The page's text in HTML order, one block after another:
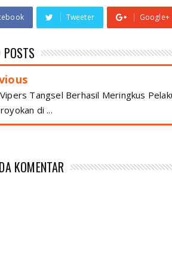
Tweeter Google+
POSTS
Tangsel Berhasil Meringkus
di ...
KOMENTAR